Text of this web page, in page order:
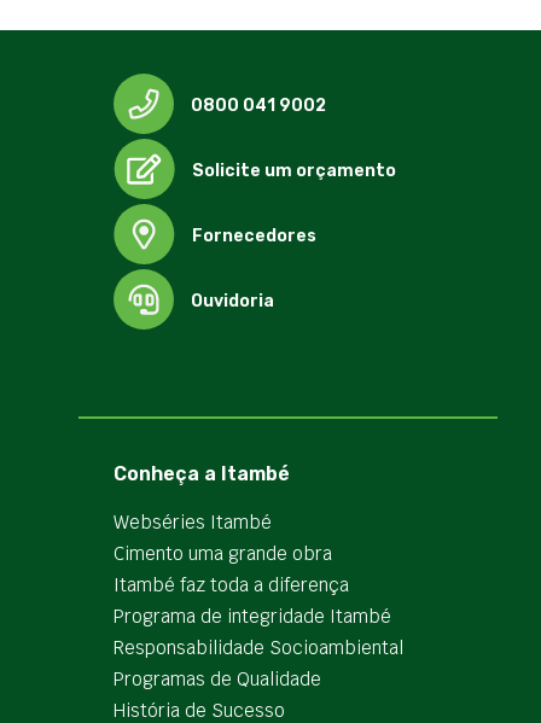
0800 041 9002
Solicite um orçamento
Fornecedores
Ouvidoria
Conheça a Itambé
Webséries Itambé
Cimento uma grande obra
Itambé faz toda a diferença
Programa de integridade Itambé
Responsabilidade Socioambiental
Programas de Qualidade
História de Sucesso